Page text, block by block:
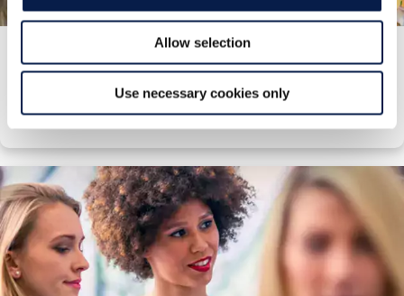
Allow selection
Use necessary cookies only
Kapitalrendite zu erhöhen.